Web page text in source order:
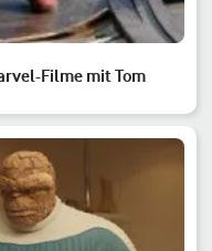
Filme mit Tom